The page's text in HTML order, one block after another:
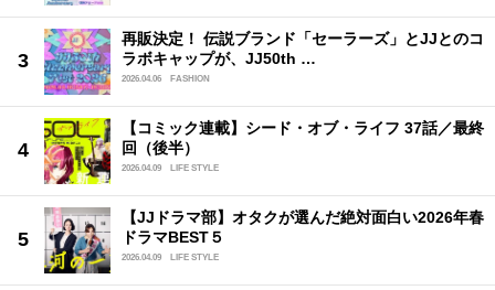
再販決定！ 伝説ブランド「セーラーズ」とJJとのコ
ラボキャップが、JJ50th …
2026.04.06 FASHION
【コミック連載】シード・オブ・ライフ 37話／最終
回（後半）
2026.04.09 LIFE STYLE
【JJドラマ部】オタクが選んだ絶対面白い2026年春
ドラマBEST５
2026.04.09 LIFE STYLE